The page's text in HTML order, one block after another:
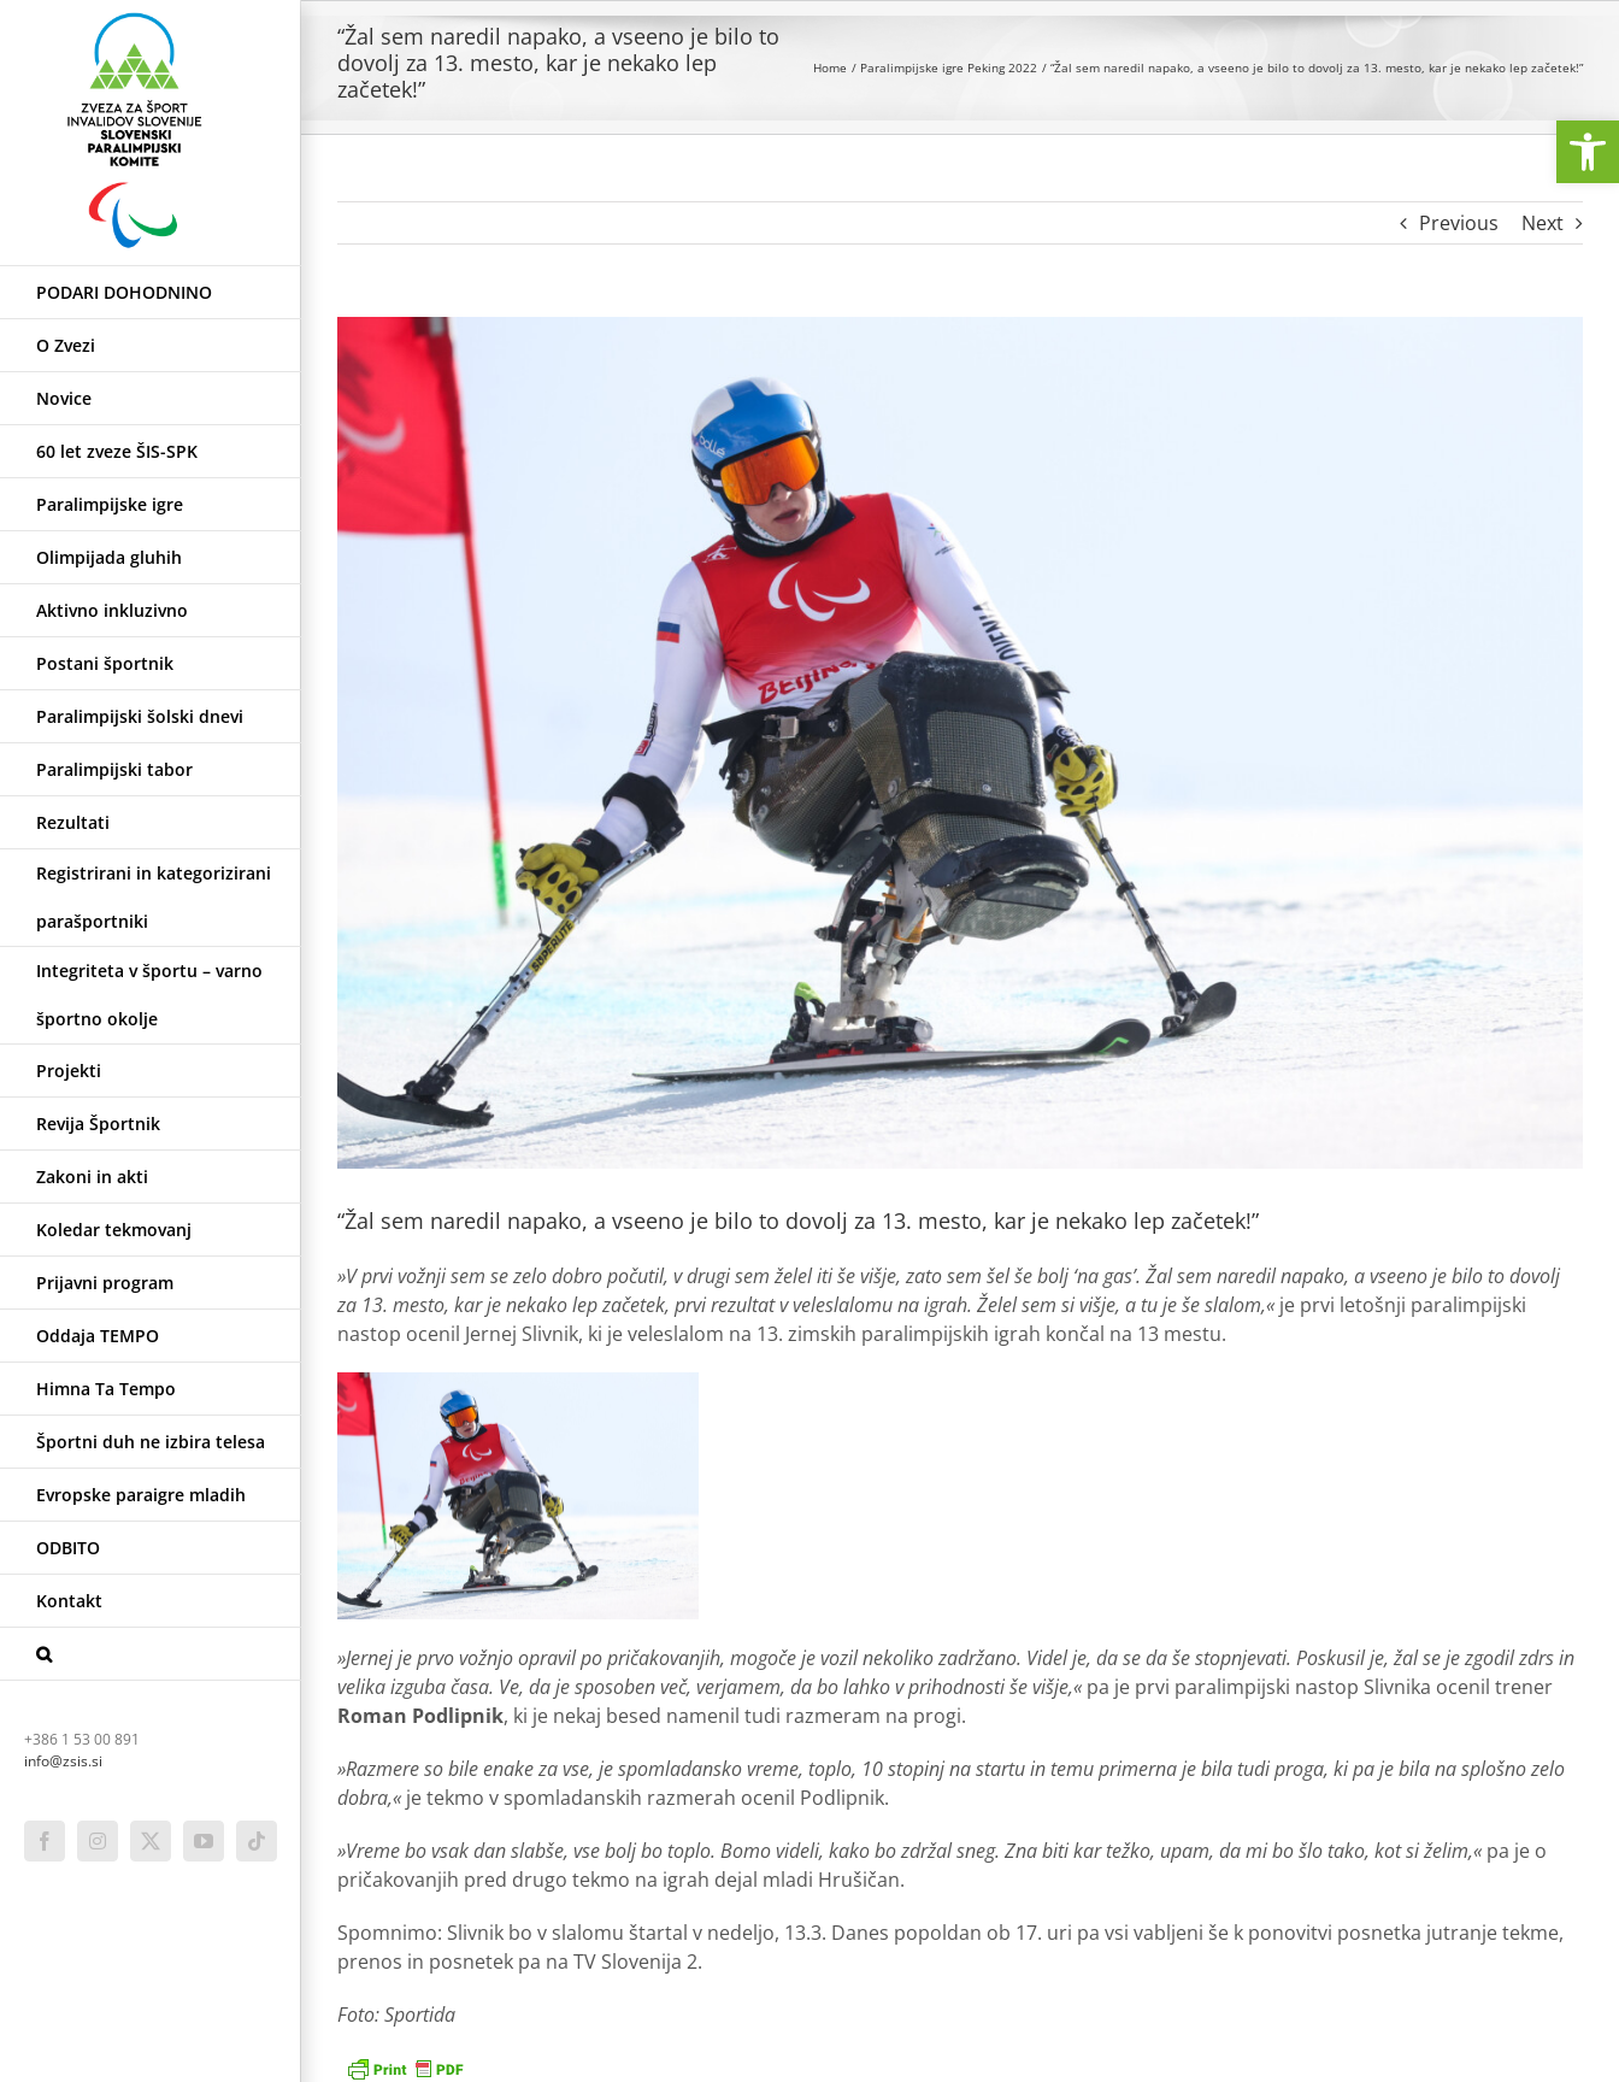
PODARI DOHODNINO
O Zvezi
Novice
60 let zveze ŠIS-SPK
Paralimpijske igre
Olimpijada gluhih
Aktivno inkluzivno
Postani športnik
Paralimpijski šolski dnevi
Paralimpijski tabor
Rezultati
Registrirani in kategorizirani
parašportniki
Integriteta v športu – varno
športno okolje
Projekti
Revija Športnik
Zakoni in akti
Koledar tekmovanj
Prijavni program
Oddaja TEMPO
Himna Ta Tempo
Športni duh ne izbira telesa
Evropske paraigre mladih
ODBITO
Kontakt
+386 1 53 00 891
info@zsis.si
FacebookInstagram
X YouTubeTiktok
“Žal sem naredil napako, a vseeno je bilo to
dovolj za 13. mesto, kar je nekako lep
začetek!”
Home Paralimpijske igre Peking 2022 “Žal sem naredil napako, a vseeno je bilo to dovolj za 13. mesto, kar je nekako lep začetek!”
Previous Next
Larger
Image
“Žal sem naredil napako, a vseeno je bilo to dovolj za 13. mesto, kar je nekako lep začetek!”
»V prvi vožnji sem se zelo dobro počutil, v drugi sem želel iti še višje, zato sem šel še bolj ‘na gas’. Žal sem naredil napako, a vseeno je bilo to dovolj
za 13. mesto, kar je nekako lep začetek, prvi rezultat v veleslalomu na igrah. Želel sem si višje, a tu je še slalom,« je prvi letošnji paralimpijski
nastop ocenil Jernej Slivnik, ki je veleslalom na 13. zimskih paralimpijskih igrah končal na 13 mestu.
»Jernej je prvo vožnjo opravil po pričakovanjih, mogoče je vozil nekoliko zadržano. Videl je, da se da še stopnjevati. Poskusil je, žal se je zgodil zdrs in
velika izguba časa. Ve, da je sposoben več, verjamem, da bo lahko v prihodnosti še višje,« pa je prvi paralimpijski nastop Slivnika ocenil trener
Roman Podlipnik, ki je nekaj besed namenil tudi razmeram na progi.
»Razmere so bile enake za vse, je spomladansko vreme, toplo, 10 stopinj na startu in temu primerna je bila tudi proga, ki pa je bila na splošno zelo
dobra,« je tekmo v spomladanskih razmerah ocenil Podlipnik.
»Vreme bo vsak dan slabše, vse bolj bo toplo. Bomo videli, kako bo zdržal sneg. Zna biti kar težko, upam, da mi bo šlo tako, kot si želim,« pa je o
pričakovanjih pred drugo tekmo na igrah dejal mladi Hrušičan.
Spomnimo: Slivnik bo v slalomu štartal v nedeljo, 13.3. Danes popoldan ob 17. uri pa vsi vabljeni še k ponovitvi posnetka jutranje tekme,
prenos in posnetek pa na TV Slovenija 2.
Foto: Sportida